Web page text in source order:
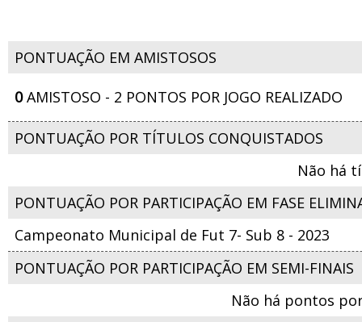
PONTUAÇÃO EM AMISTOSOS
0AMISTOSO - 2 PONTOS POR JOGO REALIZADO
PONTUAÇÃO POR TÍTULOS CONQUISTADOS
Não há
PONTUAÇÃO POR PARTICIPAÇÃO EM FASE
Campeonato Municipal de Fut 7- Sub 8 - 2023
PONTUAÇÃO POR PARTICIPAÇÃO EM SEMI-FINAIS
Não há pontos